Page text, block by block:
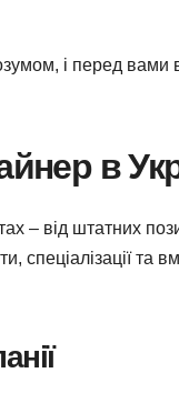
і перед
в
– від штатних
спеціалізації та